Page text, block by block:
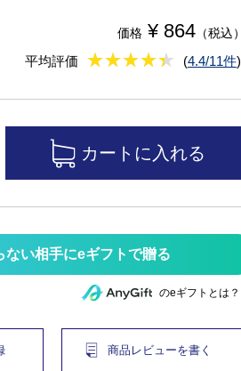
価格 ¥ 864 （税込）
平均評価 ★★★★★
★★★★★ (4.4/11件)
ない相手にeギフトで贈る
のeギフトとは？
商品レビューを書く